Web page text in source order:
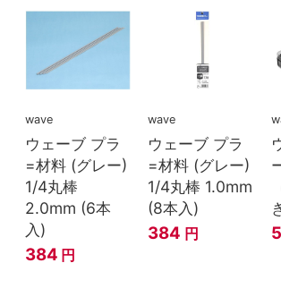
wave
ウェーブ プラ
=材料 (グレー)
1/4丸棒
2.0mm (6本
入)
384 円
wave
ウェーブ プラ
=材料 (グレー)
1/4丸棒 1.0mm
(8本入)
384 円